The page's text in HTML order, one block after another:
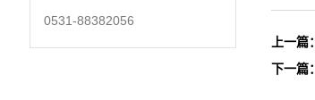
0531-88382056
上一篇：
下一篇：